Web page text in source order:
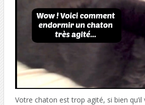
Votre chaton est trop agité, si bien